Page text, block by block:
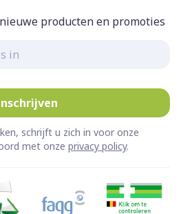
producten en promoties
schrijft u zich in voor onze
met onze privacy policy.